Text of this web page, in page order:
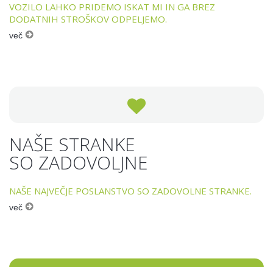
VOZILO LAHKO PRIDEMO ISKAT MI IN GA BREZ
DODATNIH STROŠKOV ODPELJEMO.
več
NAŠE STRANKE
SO ZADOVOLJNE
NAŠE NAJVEČJE POSLANSTVO SO ZADOVOLNE STRANKE.
več